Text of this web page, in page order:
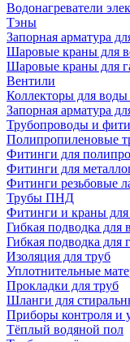
Водонагреватели
Тэны
Запорная арматура
Шаровые краны для
Шаровые краны для
Вентили
Коллекторы для
Запорная арматура
Трубопроводы и
Полипропиленовые
Фитинги для
Фитинги для
Фитинги резьбовые
Трубы ПНД
Фитинги и краны
Гибкая подводка для
Гибкая подводка для
Изоляция для труб
Уплотнительные
Прокладки для труб
Шланги для
Приборы контроля и
Тёплый водяной пол